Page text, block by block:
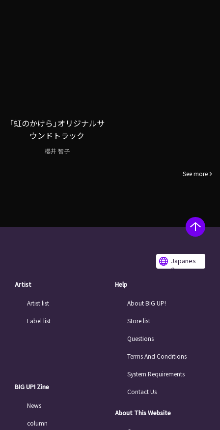
「虹のかけら」オリジナルサ
ウンドトラック
櫻井 智子
See more
Japanes
e
Artist
Artist list
Label list
BIG UP! Zine
News
column
Help
About BIG UP!
Store list
Questions
Terms And Conditions
System Requirements
Contact Us
About This Website